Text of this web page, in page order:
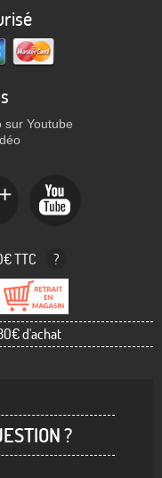
sur Youtube
TTC ?
d'achat
?